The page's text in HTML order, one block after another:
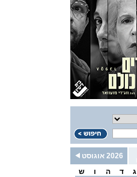
2026 אוגוסט
ג ד ה ו ש